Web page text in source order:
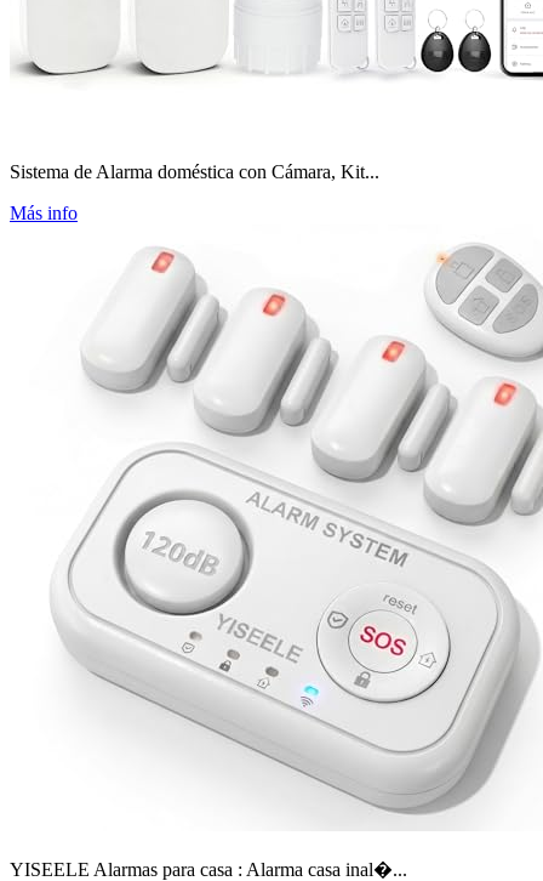
Sistema de Alarma doméstica con Cámara, Kit...
Más info
YISEELE Alarmas para casa : Alarma casa inal�...